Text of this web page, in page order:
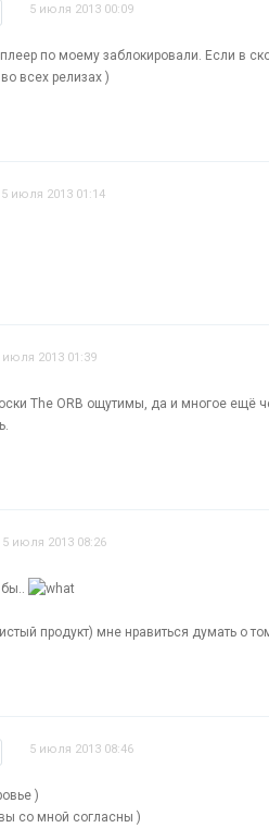
5 июля 2013 00:09
по моему заблокировали. Если в
всех релизах )
5 июля 2013 01:14
июля 2013 01:39
The ORB ощутимы, да и многое ещё
5 июля 2013 08:26
продукт) мне нравиться думать о
5 июля 2013 08:46
)
со мной согласны )